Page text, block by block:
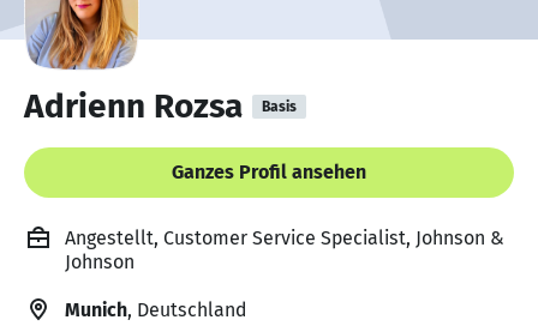
Adrienn Rozsa Basis
Ganzes Profil ansehen
Angestellt, Customer Service Specialist, Johnson &
Johnson
Munich, Deutschland